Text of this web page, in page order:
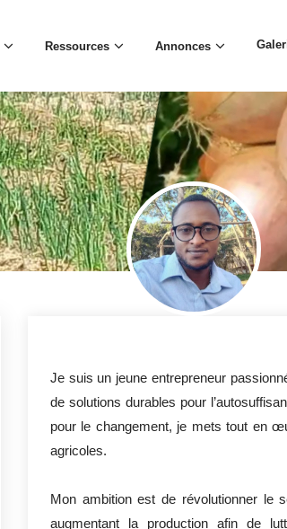
Ressources Annonces
Je suis un jeune entrepreneur
de solutions durables pour
pour le changement, je mets tout en
agricoles.
Mon ambition est de révolutionner le
augmentant la production afin de